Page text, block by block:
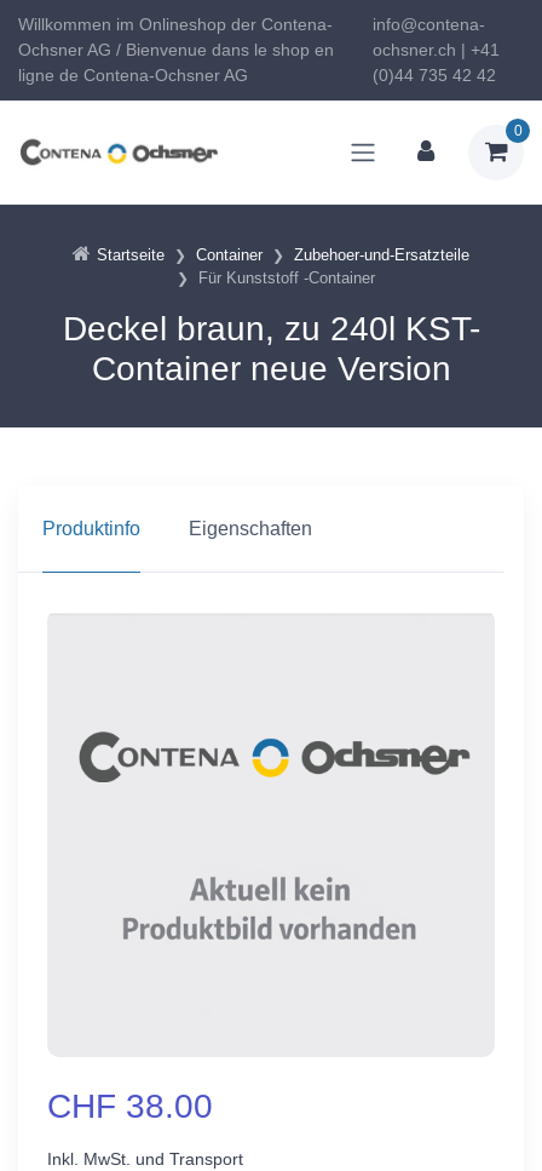
Willkommen im Onlineshop der Contena-
Ochsner AG / Bienvenue dans le shop en
ligne de Contena-Ochsner AG
info@contena-
ochsner.ch | +41
(0)44 735 42 42
0
Startseite Container
Zubehoer-und-Ersatzteile
Für Kunststoff -Container
Deckel braun, zu 240l KST-
Container neue Version
Produktinfo Eigenschaften
CHF 38.00
Inkl. MwSt. und Transport